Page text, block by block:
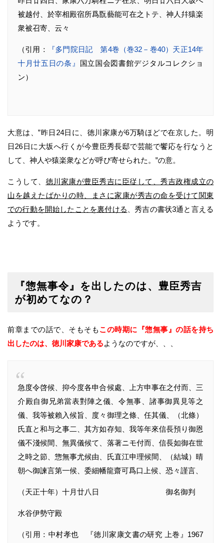
被越付、於宰相殿宿所爲翫藝能可在之トテ、神人幷猿楽
衆被召寄、云々
（引用：
『多門院日記 第4巻（巻32－巻40）天正14年
十月廿五日の条』 国立国会図書館デジタルコレクショ
ン）
大意は、”昨日24日に、徳川家康が6万騎ほどで在京した。明
日26日に大坂へ行くが今豊臣秀長邸で芸能で饗応を行なうと
して、神人や猿楽衆などが呼び寄せられた。”の意。
こうして、 徳川家康が豊臣秀吉に臣従して、秀吉政権成立の
山を越えたばかりの時、まさに家康が秀吉の命を受けて関東
での行動を開始したことを裏付ける
、秀吉の書状3通と言える
ようです。
『惣無事令』を出したのは、豊臣秀吉
が初めてなの？
前章までの話で、そもそもこの時期に『惣無事』の話を持ち
出したのは、徳川家康であるようなのですが、、、
急度令啓候、抑今度各申合候處、上方申事在之付而、三
介殿自御兄弟當表對陣之儀、令無事、諸事御異見等之
儀、我等被賴入候旨、度々御理之條、任其儀、（北條）
氏直と和与之事二、其方如存知、我等年來信長預り御恩
儀不淺候間、無異儀候て、落著ニモ付而、信長如御在世
之時之節、惣無事尤候由、氏直江申理候間、（結城）晴
朝へ御諫言第一候、委細幡龍齋可爲口上候、恐々謹言、
（天正十年）十月廿八日 御名御判
水谷伊勢守殿
（引用：中村孝也 『徳川家康文書の研究 上巻』1967